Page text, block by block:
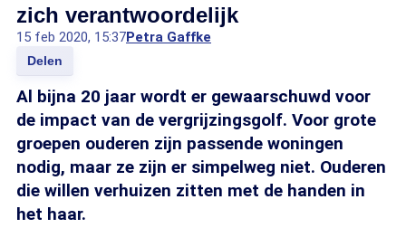
zich verantwoordelijk
15 feb 2020, 15:37Petra Gaffke
Delen
Al bijna 20 jaar wordt er gewaarschuwd voor
de impact van de vergrijzingsgolf. Voor grote
groepen ouderen zijn passende woningen
nodig, maar ze zijn er simpelweg niet. Ouderen
die willen verhuizen zitten met de handen in
het haar.